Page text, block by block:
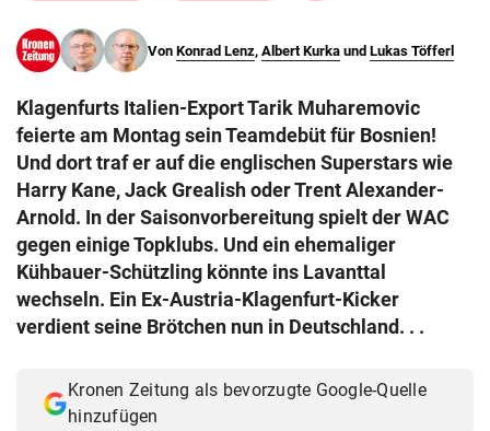
search
eingeben
© Krone Multimedia GmbH & Co KG 2026
Muthgasse 2, 1190 Wien
Von Konrad Lenz, Albert Kurka und Lukas Töfferl
Klagenfurts Italien-Export Tarik Muharemovic
feierte am Montag sein Teamdebüt für Bosnien!
Und dort traf er auf die englischen Superstars wie
Harry Kane, Jack Grealish oder Trent Alexander-
Arnold. In der Saisonvorbereitung spielt der WAC
gegen einige Topklubs. Und ein ehemaliger
Kühbauer-Schützling könnte ins Lavanttal
wechseln. Ein Ex-Austria-Klagenfurt-Kicker
verdient seine Brötchen nun in Deutschland. . .
Kronen Zeitung als bevorzugte Google-Quelle
hinzufügen